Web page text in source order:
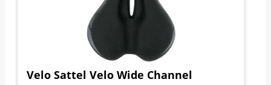
Velo Sattel Velo Wide Channel